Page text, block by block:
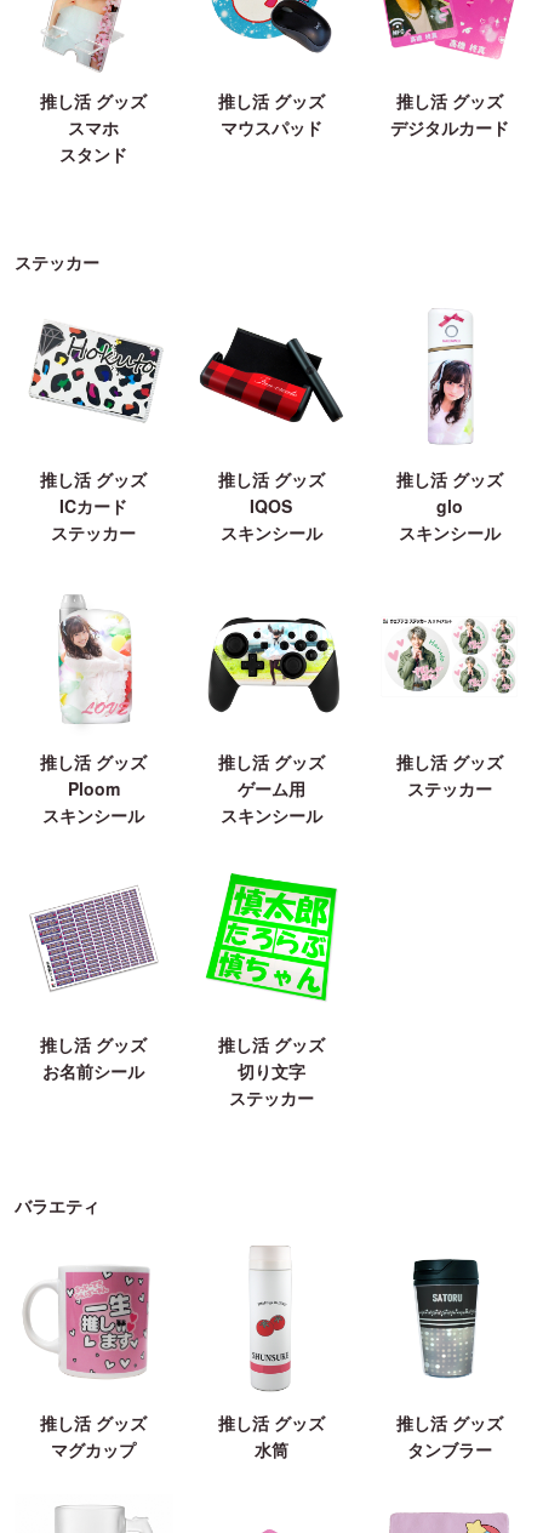
推し活 グッズ
スマホ
スタンド
推し活 グッズ
マウスパッド
推し活 グッズ
デジタルカード
ステッカー
推し活 グッズ
ICカード
ステッカー
推し活 グッズ
IQOS
スキンシール
推し活 グッズ
glo
スキンシール
推し活 グッズ
Ploom
スキンシール
推し活 グッズ
ゲーム用
スキンシール
推し活 グッズ
ステッカー
推し活 グッズ
お名前シール
推し活 グッズ
切り文字
ステッカー
バラエティ
推し活 グッズ
マグカップ
推し活 グッズ
水筒
推し活 グッズ
タンブラー